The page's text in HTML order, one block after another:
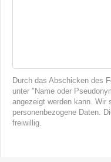
Durch das Abschicken des
unter "Name oder
angezeigt werden kann. Wir
personenbezogene Daten.
freiwillig.